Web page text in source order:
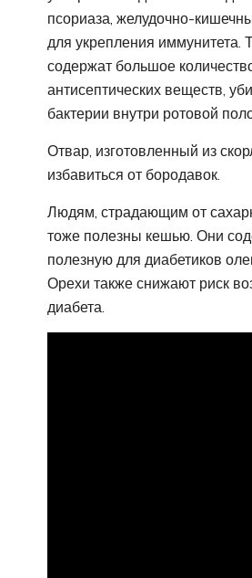
псориаза, желудочно-
для укрепления иммунитета.
содержат большое
антисептических веществ,
бактерии внутри ротовой
Отвар, изготовленный из
избавиться от бородавок.
Людям, страдающим от
тоже полезны кешью. Они
полезную для диабетиков
Орехи также снижают риск
диабета.